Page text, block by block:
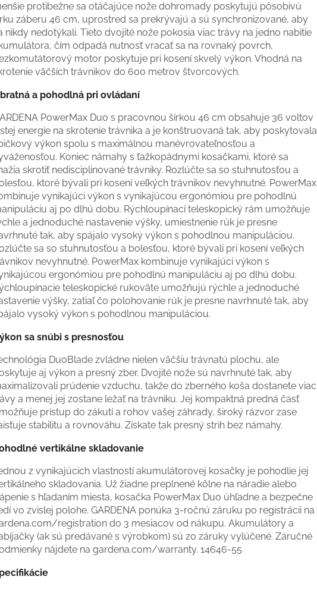
protibežne sa otáčajúce nože dohromady poskytujú pôsobivú
záberu 46 cm, uprostred sa prekrývajú a sú synchronizované, aby
nikdy nedotýkali. Tieto dvojité nože pokosia viac trávy na jedno nabitie
čím odpadá nutnosť vracať sa na rovnaký povrch,
motor poskytuje pri kosení skvelý výkon. Vhodná na
väčších trávnikov do 600 metrov štvorcových.
a pohodlná pri ovládaní
PowerMax Duo s pracovnou šírkou 46 cm obsahuje 36 voltov
energie na skrotenie trávnika a je konštruovaná tak, aby poskytovala
výkon spolu s maximálnou manévrovateľnosťou a
Koniec námahy s ťažkopádnymi kosačkami, ktoré sa
skrotiť nedisciplinované trávniky. Rozlúčte sa so stuhnutosťou a
ktoré bývali pri kosení veľkých trávnikov nevyhnutné. PowerMax
vynikajúci výkon s vynikajúcou ergonómiou pre pohodlnú
aj po dlhú dobu. Rýchloupínací teleskopický rám umožňuje
a jednoduché nastavenie výšky, umiestnenie rúk je presne
tak, aby spájalo vysoký výkon s pohodlnou manipuláciou.
sa so stuhnutosťou a bolesťou, ktoré bývali pri kosení veľkých
nevyhnutné. PowerMax kombinuje vynikajúci výkon s
ergonómiou pre pohodlnú manipuláciu aj po dlhú dobu.
teleskopické rukoväte umožňujú rýchle a jednoduché
výšky, zatiaľ čo polohovanie rúk je presne navrhnuté tak, aby
vysoký výkon s pohodlnou manipuláciou.
sa snúbi s presnosťou
DuoBlade zvládne nielen väčšiu trávnatú plochu, ale
aj výkon a presný zber. Dvojité nože sú navrhnuté tak, aby
prúdenie vzduchu, takže do zberného koša dostanete viac
a menej jej zostane ležať na trávniku. Jej kompaktná predná časť
prístup do zákutí a rohov vašej záhrady, široký rázvor zase
stabilitu a rovnováhu. Získate tak presný strih bez námahy.
vertikálne skladovanie
z vynikajúcich vlastností akumulátorovej kosačky je pohodlie jej
skladovania. Už žiadne preplnené kôlne na náradie alebo
s hľadaním miesta, kosačka PowerMax Duo úhľadne a bezpečne
vo zvislej polohe. GARDENA ponúka 3-ročnú záruku po registrácii na
registration do 3 mesiacov od nákupu. Akumulátory a
(ak sú predávané s výrobkom) sú zo záruky vylúčené. Záručné
nájdete na gardena.com/warranty. 14646-55